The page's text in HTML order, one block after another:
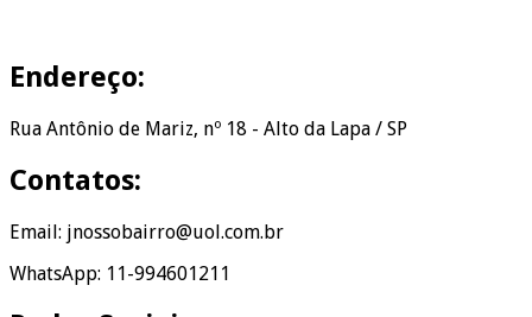
Endereço:
Rua Antônio de Mariz, nº 18 - Alto da Lapa / SP
Contatos:
Email: jnossobairro@uol.com.br
WhatsApp: 11-994601211